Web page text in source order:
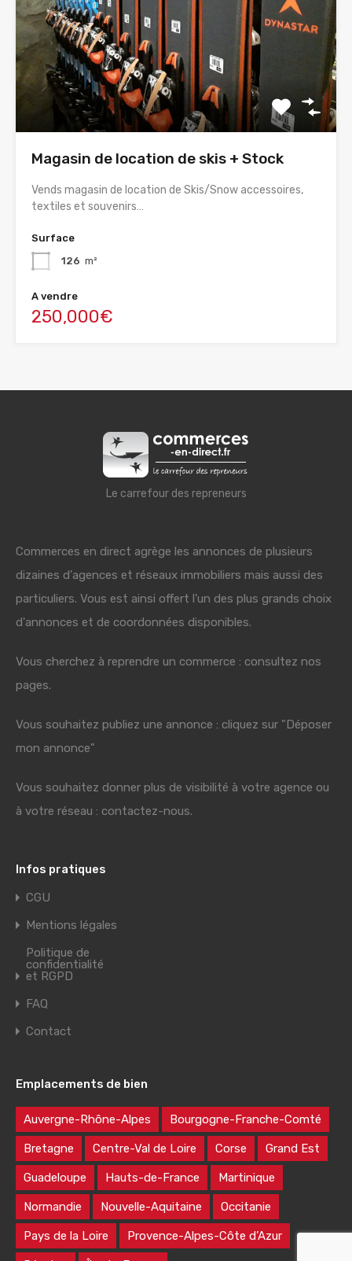
Magasin de location de skis + Stock
Vends magasin de location de Skis/Snow accessoires,
textiles et souvenirs…
Surface
126 m²
A vendre
250,000€
Le carrefour des repreneurs
Commerces en direct agrège les annonces de plusieurs
dizaines d'agences et réseaux immobiliers mais aussi des
particuliers. Vous est ainsi offert l'un des plus grands choix
d'annonces et de coordonnées disponibles.
Vous cherchez à reprendre un commerce : consultez nos
pages.
Vous souhaitez publiez une annonce : cliquez sur "Déposer
mon annonce"
Vous souhaitez donner plus de visibilité à votre agence ou
à votre réseau : contactez-nous.
Infos pratiques
CGU
Mentions légales
Politique de
confidentialité
et RGPD
FAQ
Contact
Emplacements de bien
Auvergne-Rhône-Alpes Bourgogne-Franche-Comté
Bretagne Centre-Val de Loire Corse Grand Est
Guadeloupe Hauts-de-France Martinique
Normandie Nouvelle-Aquitaine Occitanie
Pays de la Loire Provence-Alpes-Côte d’Azur